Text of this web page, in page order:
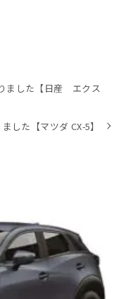
ました【日産 エクス
した【マツダ CX-5】